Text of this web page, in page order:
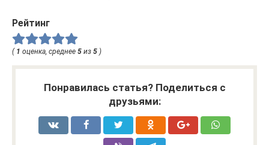
Рейтинг
( 1 оценка, среднее 5 из 5 )
Понравилась статья? Поделиться с
друзьями: